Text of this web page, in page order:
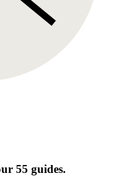
55 guides.